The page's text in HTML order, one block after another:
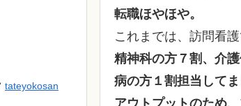
tateyokosan
転職ほやほや。
これまでは、訪問看
精神科の方７割、介
病の方１割担当してま